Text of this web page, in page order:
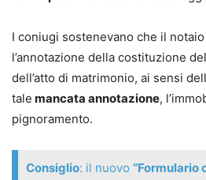
(giurisdizione e competenza) per
stranieri nel nostro paese (un
maggiore rilevanza
Un testo pensato per chi, nella
I coniugi sostenevano che il
l’annotazione della costituzione
dell’atto di matrimonio, ai sensi
tale mancata annotazione,
pignoramento.
Consiglio: il nuovo “Formulario